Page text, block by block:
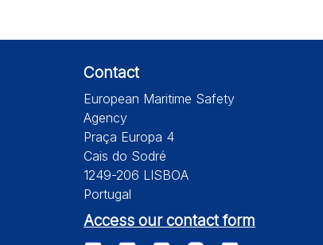
Contact
European Maritime Safety
Agency
Praça Europa 4
Cais do Sodré
1249-206 LISBOA
Portugal
Access our contact form